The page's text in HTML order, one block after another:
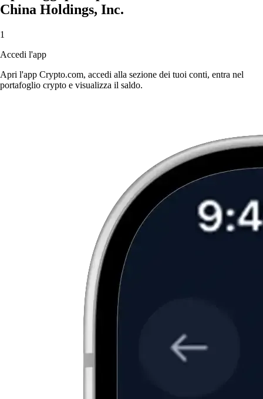
China Holdings, Inc.
1
Accedi l'app
Apri l'app Crypto.com, accedi alla sezione dei tuoi conti, entra nel
portafoglio crypto e visualizza il saldo.